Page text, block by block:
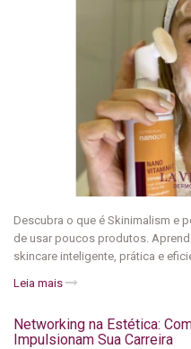
Descubra o que é Skinimalism e
de usar poucos produtos.
skincare inteligente, prática e
Leia mais
Networking na Estética:
Impulsionam Sua Carreira